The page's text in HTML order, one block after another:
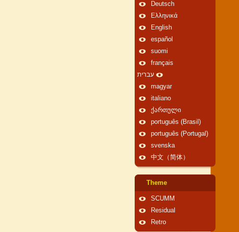
Deutsch
Ελληνικά
English
español
suomi
français
עברית
magyar
italiano
ქართული
português (Brasil)
português (Portugal)
svenska
中文（简体）
Theme
SCUMM
Residual
Retro